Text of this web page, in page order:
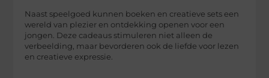
Naast speelgoed kunnen boeken en creatieve sets een
wereld van plezier en ontdekking openen voor een
jongen. Deze cadeaus stimuleren niet alleen de
verbeelding, maar bevorderen ook de liefde voor lezen
en creatieve expressie.